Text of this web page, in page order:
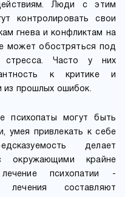
Люди с этим
контролировать свои
гнева и конфликтам на
может обостряться под
стресса. Часто у них
к критике и
из прошлых ошибок.
психопаты могут быть
умея привлекать к себе
делает
окружающими крайне
психопатии -
составляют